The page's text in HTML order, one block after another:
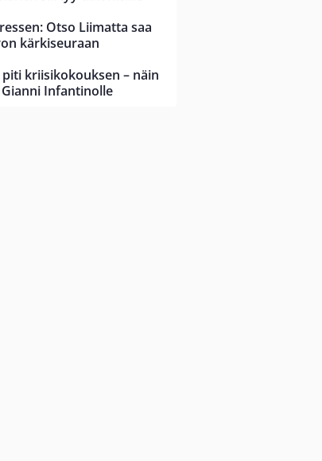
Otso Liimatta saa
kärkiseuraan
piti kriisikokouksen – näin
Infantinolle